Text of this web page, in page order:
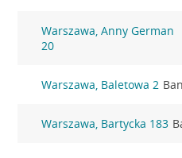
Warszawa, Anny German
20
Warszawa, Baletowa 2
Warszawa, Bartycka 183